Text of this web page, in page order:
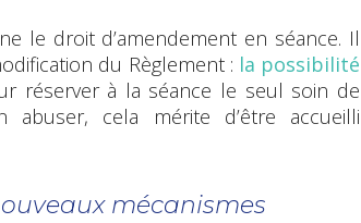
le droit d’amendement en séance. Il
du Règlement : la possibilité
réserver à la séance le seul soin de
abuser, cela mérite d’être accueilli
mécanismes